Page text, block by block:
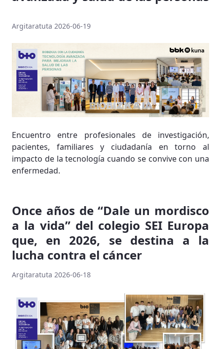
Argitaratuta 2026-06-19
Encuentro entre profesionales de investigación,
pacientes, familiares y ciudadanía en torno al
impacto de la tecnología cuando se convive con una
enfermedad.
Once años de “Dale un mordisco
a la vida” del colegio SEI Europa
que, en 2026, se destina a la
lucha contra el cáncer
Argitaratuta 2026-06-18